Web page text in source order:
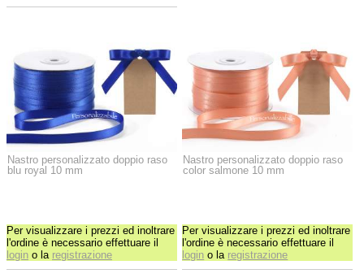
Nastro personalizzato doppio raso
blu royal 10 mm
Per visualizzare i prezzi ed inoltrare
l'ordine è necessario effettuare il
login o la registrazione
Nastro personalizzato doppio raso
color salmone 10 mm
Per visualizzare i prezzi ed inoltrare
l'ordine è necessario effettuare il
login o la registrazione